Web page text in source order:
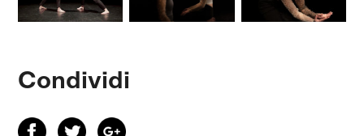
Condividi